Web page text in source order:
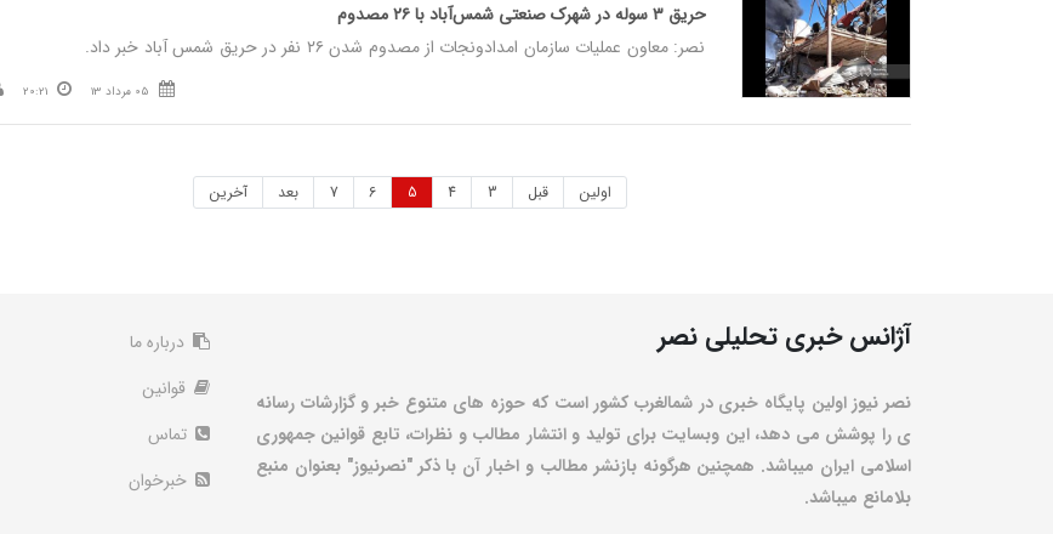
حریق ۳ سوله در شهرک صنعتی شمس‌آباد با ۲۶ مصدوم
نصر: معاون عملیات سازمان امدادونجات از مصدوم شدن ۲۶ نفر در حریق شمس آباد خبر داد.
05 مرداد 13 20:21
اولین قبل 3
4
5
6
7 بعد آخرین
آژانس خبری تحلیلی نصر
نصر نیوز اولین پایگاه خبری در شمالغرب کشور است که حوزه های متنوع خبر و گزارشات رسانه
ی را پوشش می دهد، این وبسایت برای تولید و انتشار مطالب و نظرات، تابع قوانین جمهوری
اسلامی ایران میباشد. همچنین هرگونه بازنشر مطالب و اخبار آن با ذکر "نصرنیوز" بعنوان منبع
بلامانع میباشد.
درباره ما
قوانین
تماس
خبرخوان